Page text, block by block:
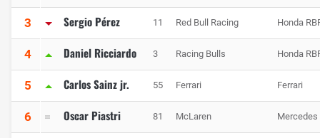
3 Sergio Pérez 11 Red Bull Racing Honda
4 Daniel Ricciardo 3 Racing Bulls Honda
5 Carlos Sainz jr. 55 Ferrari Ferrari
6 Oscar Piastri 81 McLaren Mercedes